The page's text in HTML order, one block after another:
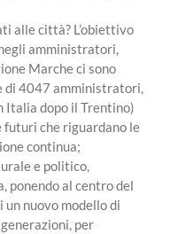
alle città? L’obiettivo
amministratori,
Marche ci sono
di 4047 amministratori,
Italia dopo il Trentino)
futuri che riguardano le
continua;
e politico,
ponendo al centro del
nuovo modello di
per